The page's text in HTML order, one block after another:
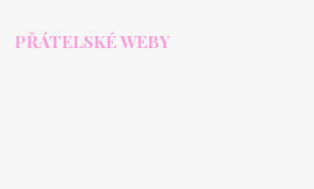
PŘÁTELSKÉ WEBY